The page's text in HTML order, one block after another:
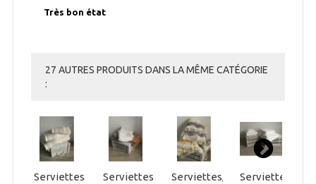
Très bon état
27 AUTRES PRODUITS DANS LA MÊME CATÉGORIE
:
Serviettes... Serviettes,... Serviettes,... Serviettes,...